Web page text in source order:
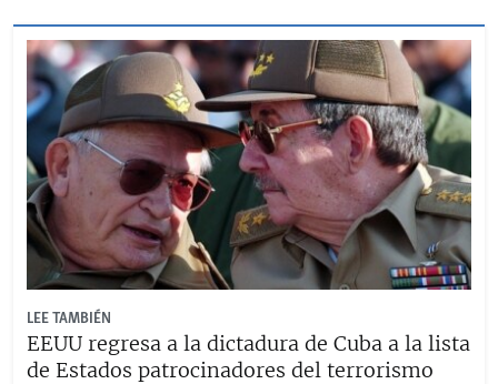
LEE TAMBIÉN
EEUU regresa a la dictadura de Cuba a la lista
de Estados patrocinadores del terrorismo